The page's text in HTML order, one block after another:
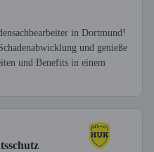
in Dortmund!
und genieße
und Benefits in einem